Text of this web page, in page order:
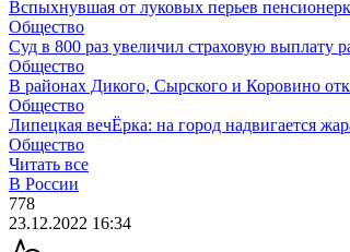
Вспыхнувшая от луковых перьев
Общество
Суд в 800 раз увеличил страховую
Общество
В районах Дикого, Сырского и Коровино
Общество
Липецкая вечЁрка: на город надвигается
Общество
Читать все
В России
778
23.12.2022 16:34